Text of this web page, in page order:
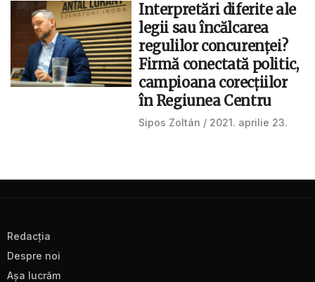
Interpretări diferite ale
legii sau încălcarea
regulilor concurenței?
Firmă conectată politic,
campioana corecțiilor
în Regiunea Centru
Sipos Zoltán 2021. aprilie 23.
Redacţia
Despre noi
Aşa lucrăm